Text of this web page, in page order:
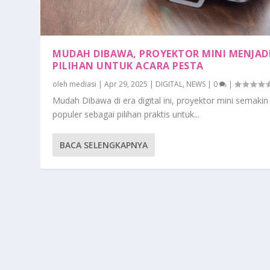
MUDAH DIBAWA, PROYEKTOR MINI
PILIHAN UNTUK ACARA PESTA
oleh mediasi |Apr 29, 2025 | DIGITAL, NEWS | 0 |
Mudah Dibawa di era digital ini, proyektor mini semakin
populer sebagai pilihan praktis untuk...
BACA SELENGKAPNYA